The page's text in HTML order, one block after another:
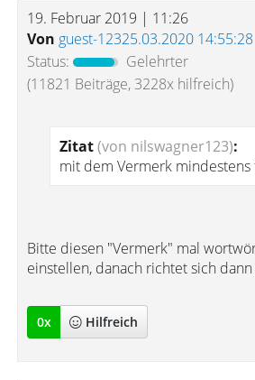
19. Februar 2019 | 11:26
Von guest-12325.03.2020 14:55:28
Status:
Gelehrter
(11821 Beiträge, 3228x hilfreich)
Zitat(von nilswagner123):
mit dem Vermerk mindestens
Bitte diesen "Vermerk" mal
einstellen, danach richtet sich
0x Hilfreich